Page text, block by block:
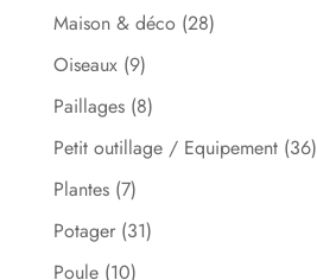
Maison & déco (28)
Oiseaux (9)
Paillages (8)
Petit outillage / Equipement (36)
Plantes (7)
Potager (31)
Poule (10)